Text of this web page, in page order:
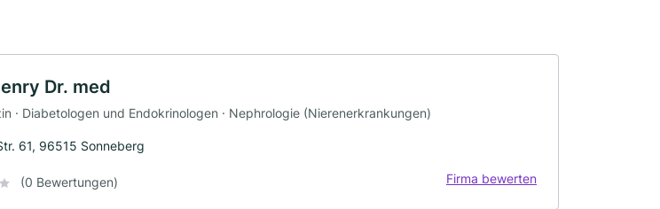
Dr. med
· Diabetologen und Endokrinologen · Nephrologie (Nierenerkrankungen)
61, 96515 Sonneberg
(0 Bewertungen) Firma bewerten